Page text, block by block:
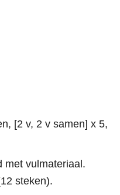
[2 v, 2 v samen] x 5,
met vulmateriaal.
steken).